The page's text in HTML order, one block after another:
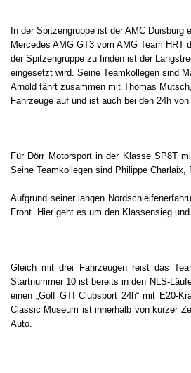
In der Spitzengruppe ist der AMC
Mercedes AMG GT3 vom AMG Team HRT
der Spitzengruppe zu finden ist der
eingesetzt wird. Seine Teamkollegen sind
Arnold fährt zusammen mit Thomas
Fahrzeuge auf und ist auch bei den 24h
Für Dörr Motorsport in der Klasse SP8T
Seine Teamkollegen sind Philippe
Aufgrund seiner langen
Front. Hier geht es um den Klassensieg
Gleich mit drei Fahrzeugen reist das
Startnummer 10 ist bereits in den NLS-
einen „Golf GTI Clubsport 24h“ mit E20-
Classic Museum ist innerhalb von kurzer
Auto.